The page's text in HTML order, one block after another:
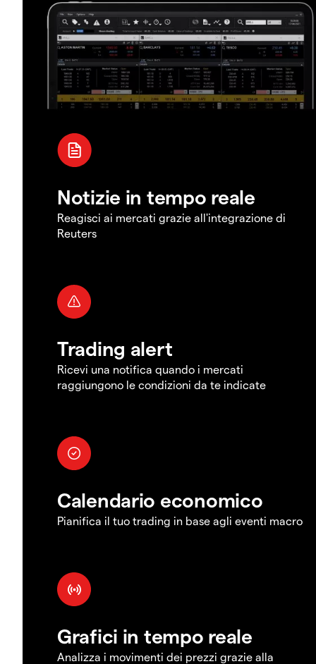
Notizie in tempo reale
Reagisci ai mercati grazie all'integrazione di
Reuters
Trading alert
Ricevi una notifica quando i mercati
raggiungono le condizioni da te indicate
Calendario economico
Pianifica il tuo trading in base agli eventi macro
Grafici in tempo reale
Analizza i movimenti dei prezzi grazie alla